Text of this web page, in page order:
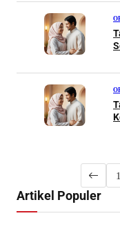
1
Artikel Populer